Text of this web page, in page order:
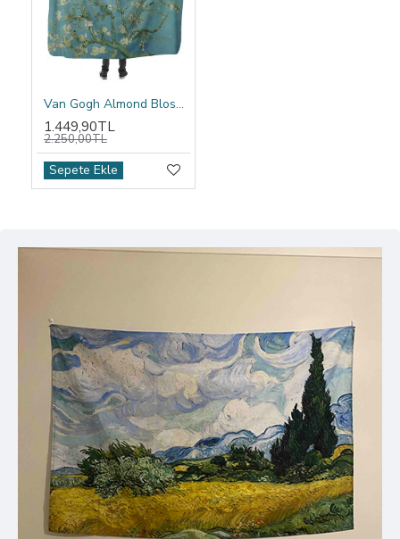
Van Gogh Almond Blossom Kapşonlu Battaniye
1.449,90TL
2.250,00TL
Sepete Ekle